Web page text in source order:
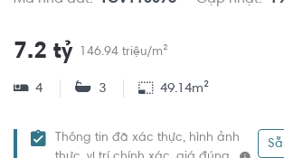
7.2 tỷ 146.94 triệu/m²
4 3 49.14m²
Thông tin đã xác thực, hình ảnh